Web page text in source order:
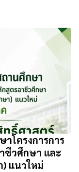
โครงการการ
ชีวศึกษา และ
แนวใหม่